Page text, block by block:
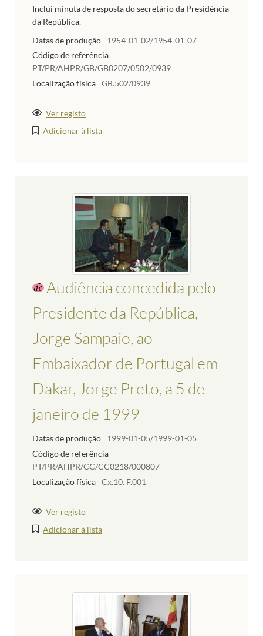
Inclui minuta de resposta do secretário da Presidência
da República.
Datas de produção
1954-01-02/1954-01-07
Código de referência
PT/PR/AHPR/GB/GB0207/0502/0939
Localização física GB.502/0939
Ver registo
Adicionar à lista
Audiência concedida pelo
Presidente da República,
Jorge Sampaio, ao
Embaixador de Portugal em
Dakar, Jorge Preto, a 5 de
janeiro de 1999
Datas de produção
1999-01-05/1999-01-05
Código de referência
PT/PR/AHPR/CC/CC0218/000807
Localização física Cx.10. F.001
Ver registo
Adicionar à lista